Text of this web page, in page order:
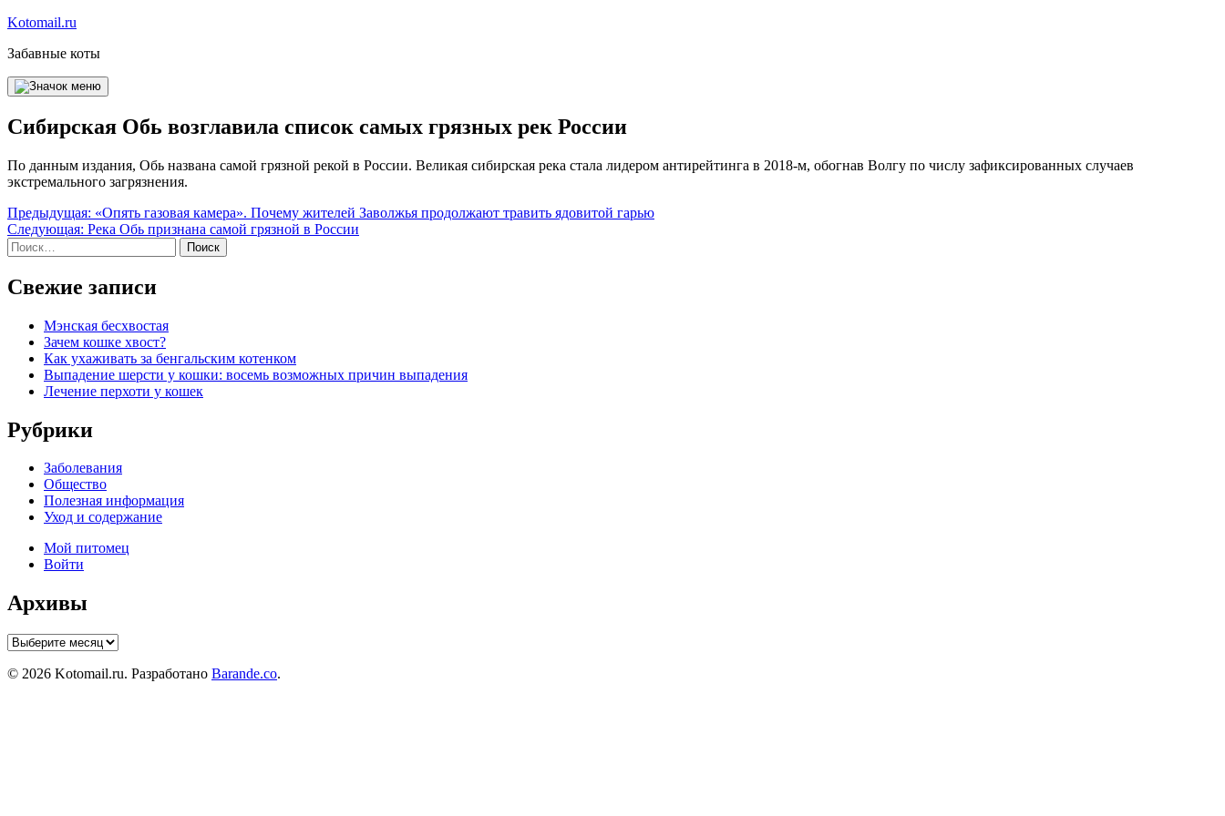
Перейти
содержимому
Kotomail.ru
Забавные коты
Сибирская Обь возглавила список самых грязных рек России
По данным издания, Обь названа самой грязной рекой в России. Великая сибирская река стала лидером антирейтинга в 2018-м, обогнав Волгу по числу зафиксированных случаев
экстремального загрязнения.
Навигация
по
записям
Предыдущая: «Опять газовая камера». Почему жителей Заволжья продолжают травить ядовитой гарью
Следующая: Река Обь признана самой грязной в России
Найти:
Свежие записи
Мэнская бесхвостая
Зачем кошке хвост?
Как ухаживать за бенгальским котенком
Выпадение шерсти у кошки: восемь возможных причин выпадения
Лечение перхоти у кошек
Рубрики
Заболевания
Общество
Полезная информация
Уход и содержание
Мой питомец
Войти
Архивы
Архивы
© 2026 Kotomail.ru. Разработано Barande.co.